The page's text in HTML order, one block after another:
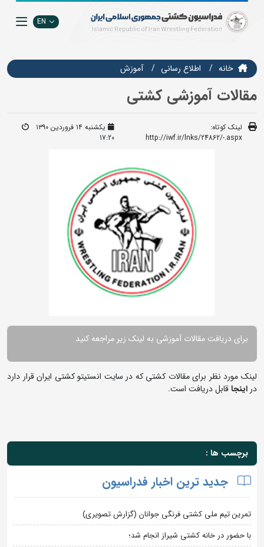
EN
خانه اطلاع رسانی آموزش
مقالات آموزشی کشتی
لینک کوتاه:
http://iwf.ir/lnks/24862/-.aspx
یکشنبه ۱۴ فروردین ۱۳۹۰
17:20
برای دریافت مقالات آموزشی به لینک زیر مراجعه کنید
لینک مورد نظر برای مقالات کشتی که در سایت انستیتو کشتی ایران قرار دارد
در اینجا قابل دریافت است.
برچسب ها :
جدید ترین اخبار فدراسیون
تمرین تیم ملی کشتی فرنگی جوانان (گزارش تصویری)
با حضور در خانه کشتی شیراز انجام شد؛